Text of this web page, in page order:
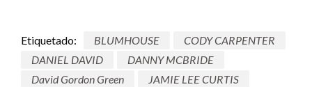
Etiquetado: BLUMHOUSE
CODY CARPENTER
DANIEL DAVID
DANNY MCBRIDE
David Gordon Green
JAMIE LEE CURTIS